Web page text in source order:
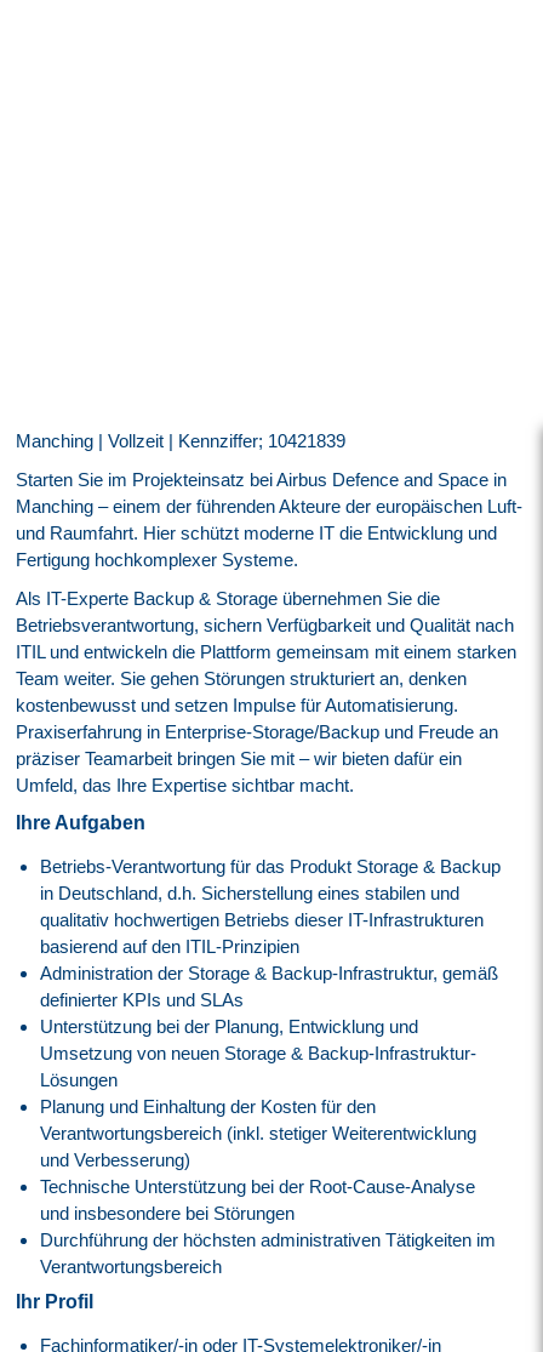
Manching | Vollzeit | Kennziffer; 10421839
Starten Sie im Projekteinsatz bei Airbus Defence and Space in
Manching – einem der führenden Akteure der europäischen Luft-
und Raumfahrt. Hier schützt moderne IT die Entwicklung und
Fertigung hochkomplexer Systeme.
Als IT-Experte Backup & Storage übernehmen Sie die
Betriebsverantwortung, sichern Verfügbarkeit und Qualität nach
ITIL und entwickeln die Plattform gemeinsam mit einem starken
Team weiter. Sie gehen Störungen strukturiert an, denken
kostenbewusst und setzen Impulse für Automatisierung.
Praxiserfahrung in Enterprise‑Storage/Backup und Freude an
präziser Teamarbeit bringen Sie mit – wir bieten dafür ein
Umfeld, das Ihre Expertise sichtbar macht.
Ihre Aufgaben
Betriebs-Verantwortung für das Produkt Storage & Backup
in Deutschland, d.h. Sicherstellung eines stabilen und
qualitativ hochwertigen Betriebs dieser IT-Infrastrukturen
basierend auf den ITIL-Prinzipien
Administration der Storage & Backup-Infrastruktur, gemäß
definierter KPIs und SLAs
Unterstützung bei der Planung, Entwicklung und
Umsetzung von neuen Storage & Backup-Infrastruktur-
Lösungen
Planung und Einhaltung der Kosten für den
Verantwortungsbereich (inkl. stetiger Weiterentwicklung
und Verbesserung)
Technische Unterstützung bei der Root-Cause-Analyse
und insbesondere bei Störungen
Durchführung der höchsten administrativen Tätigkeiten im
Verantwortungsbereich
Ihr Profil
Fachinformatiker/-in oder IT-Systemelektroniker/-in